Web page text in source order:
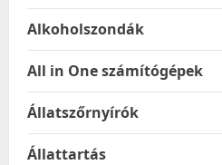
Alkoholszondák
All in One számítógépek
Állatszőrnyírók
Állattartás